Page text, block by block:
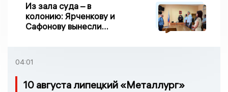
Из зала суда – в
колонию: Ярченкову и
Сафонову вынесли
04:01
10 августа липецкий «Металлург»